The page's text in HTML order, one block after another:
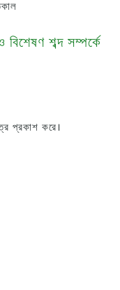
শব্দ সম্পর্কে
প্রকাশ করে।